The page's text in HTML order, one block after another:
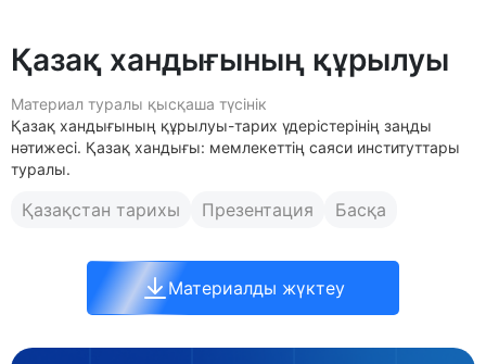
Қазақ хандығының құрылуы
Материал туралы қысқаша түсінік
Қазақ хандығының құрылуы-тарих үдерістерінің заңды
нәтижесі. Қазақ хандығы: мемлекеттің саяси институттары
туралы.
Қазақстан тарихы Презентация Басқа
Материалды жүктеу